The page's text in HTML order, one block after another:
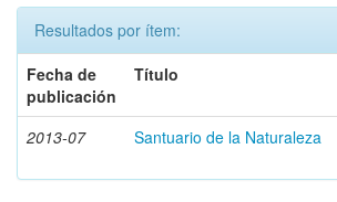
Resultados por ítem:
Fecha de
publicación
Título
2013-07 Santuario de la Naturaleza